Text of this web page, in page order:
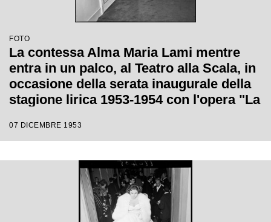
FOTO
La contessa Alma Maria Lami mentre
entra in un palco, al Teatro alla Scala, in
occasione della serata inaugurale della
stagione lirica 1953-1954 con l'opera "La
Carlo Maria Giulini, con la regia di
07 DICEMBRE 1953